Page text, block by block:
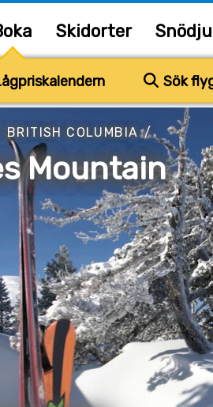
Skidorter
Sök
BRITISH COLUMBIA/
Mountain